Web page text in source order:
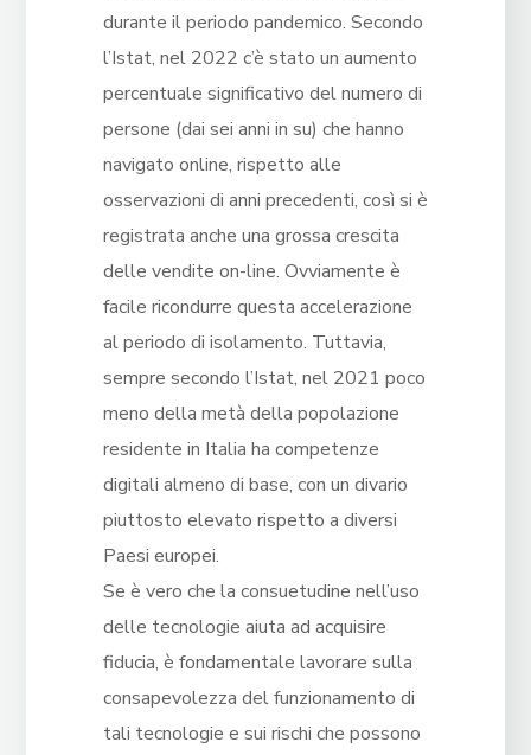
durante il periodo pandemico. Secondo
l’Istat, nel 2022 c’è stato un aumento
percentuale significativo del numero di
persone (dai sei anni in su) che hanno
navigato online, rispetto alle
osservazioni di anni precedenti, così si è
registrata anche una grossa crescita
delle vendite on-line. Ovviamente è
facile ricondurre questa accelerazione
al periodo di isolamento. Tuttavia,
sempre secondo l’Istat, nel 2021 poco
meno della metà della popolazione
residente in Italia ha competenze
digitali almeno di base, con un divario
piuttosto elevato rispetto a diversi
Paesi europei.
Se è vero che la consuetudine nell’uso
delle tecnologie aiuta ad acquisire
fiducia, è fondamentale lavorare sulla
consapevolezza del funzionamento di
tali tecnologie e sui rischi che possono